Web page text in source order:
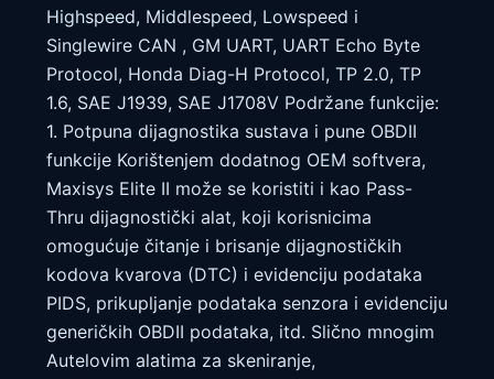
Highspeed, Middlespeed, Lowspeed i
Singlewire CAN , GM UART, UART Echo Byte
Protocol, Honda Diag-H Protocol, TP 2.0, TP
1.6, SAE J1939, SAE J1708V Podržane funkcije:
1. Potpuna dijagnostika sustava i pune OBDII
funkcije Korištenjem dodatnog OEM softvera,
Maxisys Elite II može se koristiti i kao Pass-
Thru dijagnostički alat, koji korisnicima
omogućuje čitanje i brisanje dijagnostičkih
kodova kvarova (DTC) i evidenciju podataka
PIDS, prikupljanje podataka senzora i evidenciju
generičkih OBDII podataka, itd. Slično mnogim
Autelovim alatima za skeniranje,